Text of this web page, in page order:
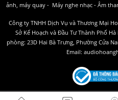
ảnh, máy quay - Máy nghe nhạc - Âm
Công ty TNHH Dịch Vụ và Thương Mại
Sở Kế Hoạch và Đầu Tư Thành Phố
phòng: 23D Hai Bà Trưng, Phường Cửa
Email: